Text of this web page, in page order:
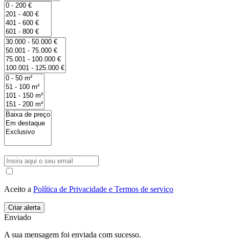
Aceito a Política de Privacidade e Termos de serviço
Enviado
A sua mensagem foi enviada com sucesso.